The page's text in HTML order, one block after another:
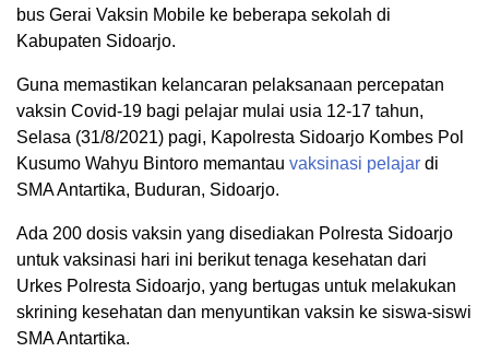
bus Gerai Vaksin Mobile ke beberapa sekolah di
Kabupaten Sidoarjo.
Guna memastikan kelancaran pelaksanaan percepatan
vaksin Covid-19 bagi pelajar mulai usia 12-17 tahun,
Selasa (31/8/2021) pagi, Kapolresta Sidoarjo Kombes Pol
Kusumo Wahyu Bintoro memantau vaksinasi pelajar di
SMA Antartika, Buduran, Sidoarjo.
Ada 200 dosis vaksin yang disediakan Polresta Sidoarjo
untuk vaksinasi hari ini berikut tenaga kesehatan dari
Urkes Polresta Sidoarjo, yang bertugas untuk melakukan
skrining kesehatan dan menyuntikan vaksin ke siswa-siswi
SMA Antartika.